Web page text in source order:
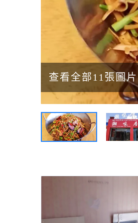
查看全部11張圖片